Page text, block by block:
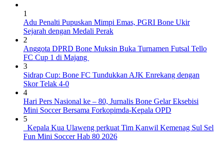
1
Adu Penalti Pupuskan Mimpi Emas, PGRI Bone Ukir
Sejarah dengan Medali Perak
2
Anggota DPRD Bone Muksin Buka Turnamen Futsal Tello
FC Cup 1 di Majang
3
Sidrap Cup: Bone FC Tundukkan AJK Enrekang dengan
Skor Telak 4-0
4
Hari Pers Nasional ke – 80, Jurnalis Bone Gelar Eksebisi
Mini Soccer Bersama Forkopimda-Kepala OPD
5
Kepala Kua Ulaweng perkuat Tim Kanwil Kemenag Sul Sel
Fun Mini Soccer Hab 80 2026